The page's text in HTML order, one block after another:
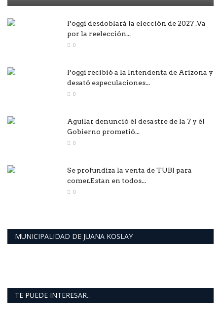
Poggi desdoblará la elección de 2027 .Va
por la reelección...
0
Poggi recibió a la Intendenta de Arizona y
desató especulaciones...
0
Aguilar denunció él desastre de la 7 y él
Gobierno prometió...
0
Se profundiza la venta de TUBI para
comer.Estan en todos...
0
MUNICIPALIDAD DE JUANA KOSLAY
TE PUEDE INTERESAR..